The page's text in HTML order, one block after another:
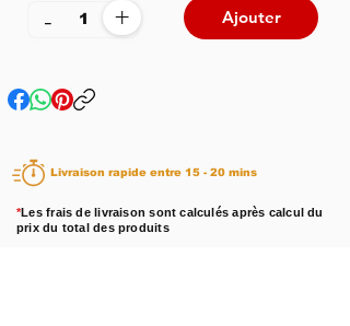
+
- Ajouter
Livraison rapide entre 15 - 20 mins
*Les frais de livraison sont calculés après calcul du
prix du total des produits